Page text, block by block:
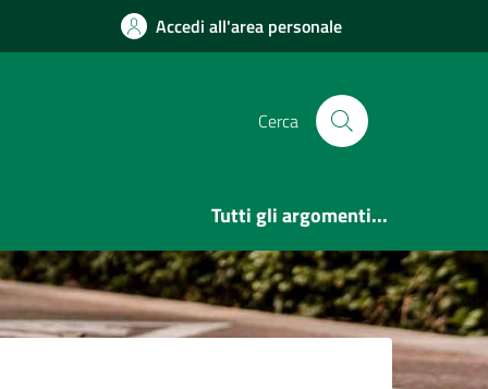
Accedi all'area personale
Cerca
Tutti gli argomenti...